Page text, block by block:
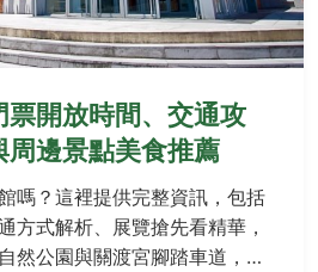
票開放時間、交通攻
周邊景點美食推薦
嗎？這裡提供完整資訊，包括
方式解析、展覽搶先看精華，
然公園與關渡宮腳踏車道，必